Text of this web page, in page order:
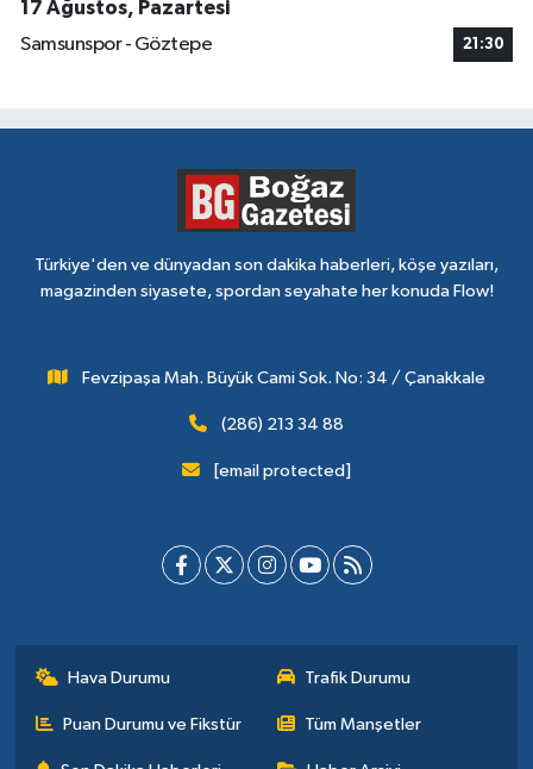
17 Ağustos, Pazartesi
Samsunspor - Göztepe
21:30
Türkiye'den ve dünyadan son dakika haberleri, köşe yazıları,
magazinden siyasete, spordan seyahate her konuda Flow!
Fevzipaşa Mah. Büyük Cami Sok. No: 34 / Çanakkale
(286) 213 34 88
[email protected]
Hava Durumu Trafik Durumu
Puan Durumu ve Fikstür Tüm Manşetler